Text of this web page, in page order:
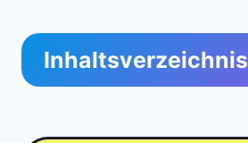
Inhaltsverzeichnis